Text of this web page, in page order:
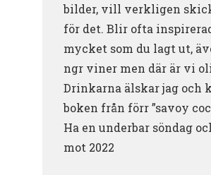
bilder, vill verkligen
för det. Blir ofta
mycket som du lagt ut,
ngr viner men där är vi
Drinkarna älskar jag och
boken från förr ”savoy
Ha en underbar söndag
mot 2022